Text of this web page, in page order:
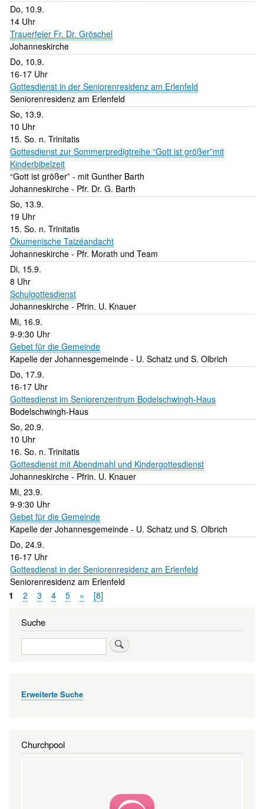
Do, 10.9.
14 Uhr
Trauerfeier Fr. Dr. Gröschel
Johanneskirche
Do, 10.9.
16-17 Uhr
Gottesdienst in der Seniorenresidenz am Erlenfeld
Seniorenresidenz am Erlenfeld
So, 13.9.
10 Uhr
15. So. n. Trinitatis
Gottesdienst zur Sommerpredigtreihe “Gott ist größer”mit
Kinderbibelzeit
“Gott ist größer” - mit Gunther Barth
Johanneskirche
Pfr. Dr. G. Barth
So, 13.9.
19 Uhr
15. So. n. Trinitatis
Ökumenische Taizéandacht
Johanneskirche
Pfr. Morath und Team
Di, 15.9.
8 Uhr
Schulgottesdienst
Johanneskirche
Pfrin. U. Knauer
Mi, 16.9.
9-9:30 Uhr
Gebet für die Gemeinde
Kapelle der Johannesgemeinde
U. Schatz und S. Olbrich
Do, 17.9.
16-17 Uhr
Gottesdienst im Seniorenzentrum Bodelschwingh-Haus
Bodelschwingh-Haus
So, 20.9.
10 Uhr
16. So. n. Trinitatis
Gottesdienst mit Abendmahl und Kindergottesdienst
Johanneskirche
Pfrin. U. Knauer
Mi, 23.9.
9-9:30 Uhr
Gebet für die Gemeinde
Kapelle der Johannesgemeinde
U. Schatz und S. Olbrich
Do, 24.9.
16-17 Uhr
Gottesdienst in der Seniorenresidenz am Erlenfeld
Seniorenresidenz am Erlenfeld
1
2 3 4 5 » [8]
Suche
Suche
Erweiterte Suche
Churchpool